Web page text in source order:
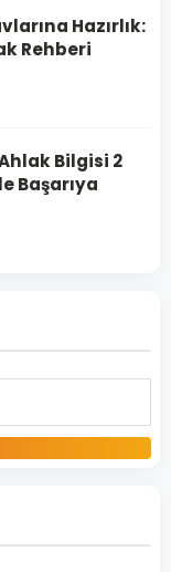
Hazırlık:
Rehberi
Bilgisi 2
Başarıya